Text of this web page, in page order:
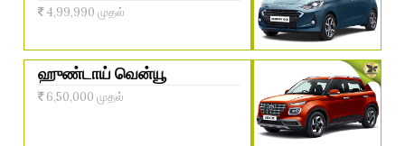
4,99,990 முதல்
ஹுண்டாய் வென்யூ
6,50,000 முதல்